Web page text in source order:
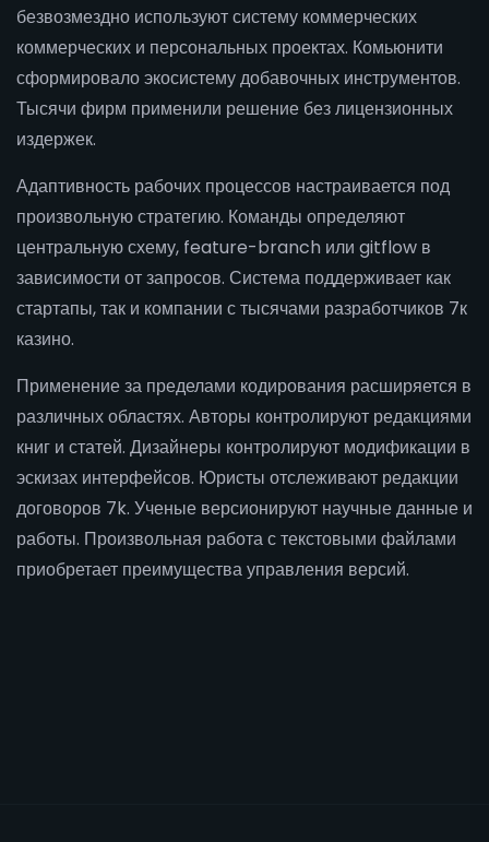
безвозмездно используют систему коммерческих
коммерческих и персональных проектах. Комьюнити
сформировало экосистему добавочных инструментов.
Тысячи фирм применили решение без лицензионных
издержек.
Адаптивность рабочих процессов настраивается под
произвольную стратегию. Команды определяют
центральную схему, feature-branch или gitflow в
зависимости от запросов. Система поддерживает как
стартапы, так и компании с тысячами разработчиков 7к
казино.
Применение за пределами кодирования расширяется в
различных областях. Авторы контролируют редакциями
книг и статей. Дизайнеры контролируют модификации в
эскизах интерфейсов. Юристы отслеживают редакции
договоров 7k. Ученые версионируют научные данные и
работы. Произвольная работа с текстовыми файлами
приобретает преимущества управления версий.